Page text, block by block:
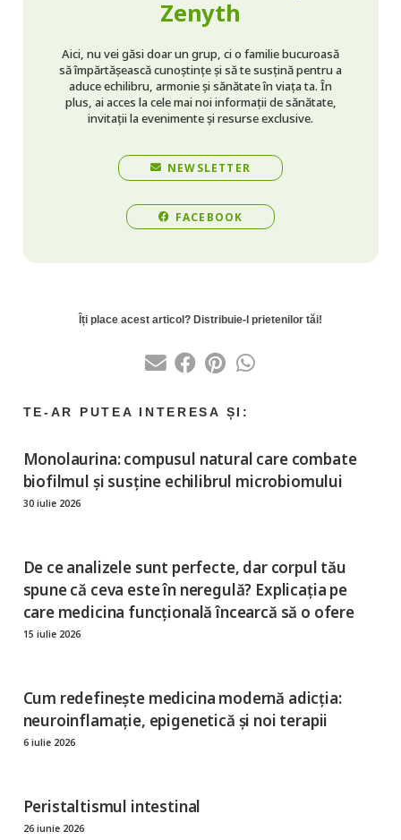
Monolaurina: compusul natural care combate
biofilmul și susține echilibrul microbiomului
30 iulie 2026
De ce analizele sunt perfecte, dar corpul tău
spune că ceva este în neregulă? Explicația pe
care medicina funcțională încearcă să o ofere
15 iulie 2026
Cum redefinește medicina modernă adicția:
neuroinflamație, epigenetică și noi terapii
6 iulie 2026
Peristaltismul intestinal
26 iunie 2026
Zenyth
Aici, nu vei găsi doar un grup, ci o familie bucuroasă
să împărtășească cunoștințe și să te susțină pentru a
aduce echilibru, armonie și sănătate în viața ta. În
plus, ai acces la cele mai noi informații de sănătate,
invitații la evenimente și resurse exclusive.
NEWSLETTER
FACEBOOK